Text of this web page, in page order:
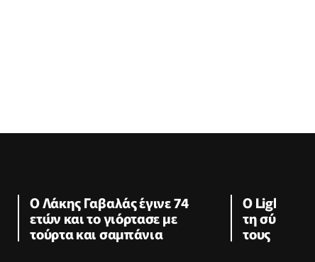
Ο Λάκης Γαβαλάς έγινε 74
ετών και το γιόρτασε με
τούρτα και σαμπάνια
Ο Light
τη σύζυγό
τους